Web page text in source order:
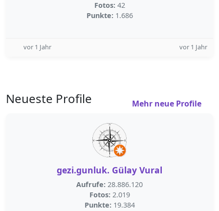
Fotos: 42
Punkte: 1.686
vor 1 Jahr vor 1 Jahr
Neueste Profile Mehr neue Profile
gezi.gunluk. Gülay Vural
Aufrufe: 28.886.120
Fotos: 2.019
Punkte: 19.384